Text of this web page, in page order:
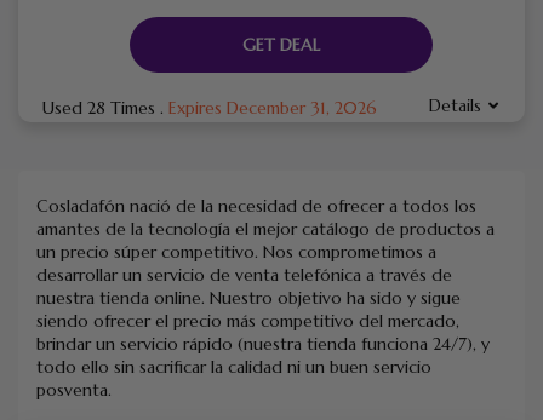
GET DEAL
Used 28 Times . Expires December 31, 2026 Details
Cosladafón nació de la necesidad de ofrecer a todos los
amantes de la tecnología el mejor catálogo de productos a
un precio súper competitivo. Nos comprometimos a
desarrollar un servicio de venta telefónica a través de
nuestra tienda online. Nuestro objetivo ha sido y sigue
siendo ofrecer el precio más competitivo del mercado,
brindar un servicio rápido (nuestra tienda funciona 24/7), y
todo ello sin sacrificar la calidad ni un buen servicio
posventa.